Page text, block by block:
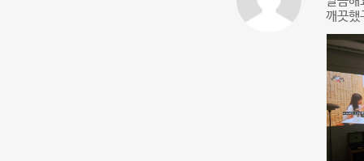
깨끗